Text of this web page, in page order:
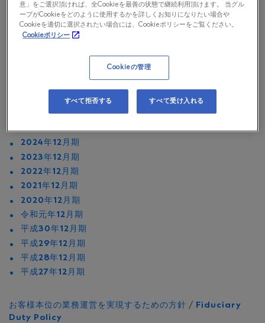
金融商品取引業者（第１種金融商品取引業） 関東財務局長
（金商）第2922号
加入協会 日本証券業協会
2025年12月期
2024年12月期
2023年12月期
2022年12月期
2021年12月期
2020年12月期
令和元年12月期
平成30年12月期
平成29年12月期
平成28年12月期
平成27年12月期
お客様本位の業務運営を実現するための方針 / Fiduciary
Duty Policy
意」をご選択頂ければ、全Cookieを最善の状態で継続利用頂けます。 当グル
ープがCookieをどのように使用するかを詳しくお知りになりたい場合や
Cookieを適切に選択されたい場合には、Cookieポリシーをご覧ください。
Cookieポリシー
Cookieの管理
すべて拒否する すべて受け入れる